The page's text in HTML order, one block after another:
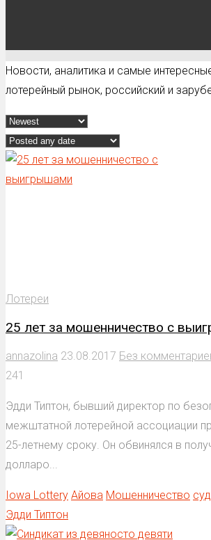
Новости, аналитика и самые
лотерейный рынок, российский и
Лотереи
25 лет за мошенничество с
annazolina 23.08.2017 Без
241
Эдди Типтон, бывший директор по
межштатной лотерейной ассоциации
25-летнему сроку. Он обвинялся в
долларо...
Iowa Lottery Айова Мошенничество
Эдди Типтон